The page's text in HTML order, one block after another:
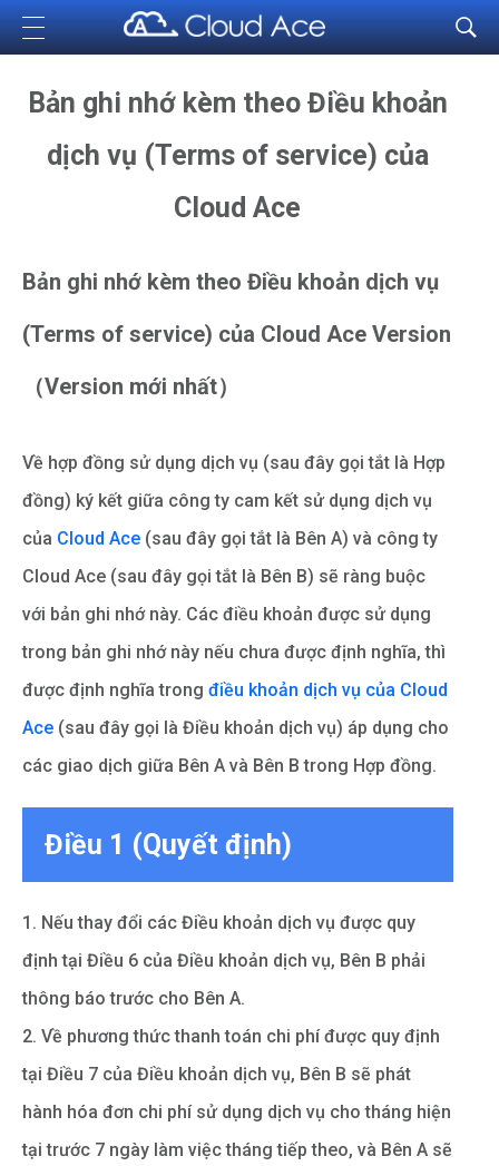
Cloud Ace
Nhà cung cấp giải pháp trên GCP cho doanh nghiệp
Bản ghi nhớ kèm theo Điều khoản
dịch vụ (Terms of service) của
Cloud Ace
Bản ghi nhớ kèm theo Điều khoản dịch vụ
(Terms of service) của Cloud Ace Version
（Version mới nhất）
Về hợp đồng sử dụng dịch vụ (sau đây gọi tắt là Hợp
đồng) ký kết giữa công ty cam kết sử dụng dịch vụ
của Cloud Ace (sau đây gọi tắt là Bên A) và công ty
Cloud Ace (sau đây gọi tắt là Bên B) sẽ ràng buộc
với bản ghi nhớ này. Các điều khoản được sử dụng
trong bản ghi nhớ này nếu chưa được định nghĩa, thì
được định nghĩa trong điều khoản dịch vụ của Cloud
Ace (sau đây gọi là Điều khoản dịch vụ) áp dụng cho
các giao dịch giữa Bên A và Bên B trong Hợp đồng.
Điều 1 (Quyết định)
1. Nếu thay đổi các Điều khoản dịch vụ được quy
định tại Điều 6 của Điều khoản dịch vụ, Bên B phải
thông báo trước cho Bên A.
2. Về phương thức thanh toán chi phí được quy định
tại Điều 7 của Điều khoản dịch vụ, Bên B sẽ phát
hành hóa đơn chi phí sử dụng dịch vụ cho tháng hiện
tại trước 7 ngày làm việc tháng tiếp theo, và Bên A sẽ